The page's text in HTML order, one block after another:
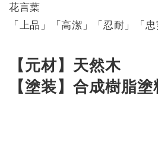
花言葉
「上品」「高潔」「忍耐」「忠
【元材】天然木
【塗装】合成樹脂塗